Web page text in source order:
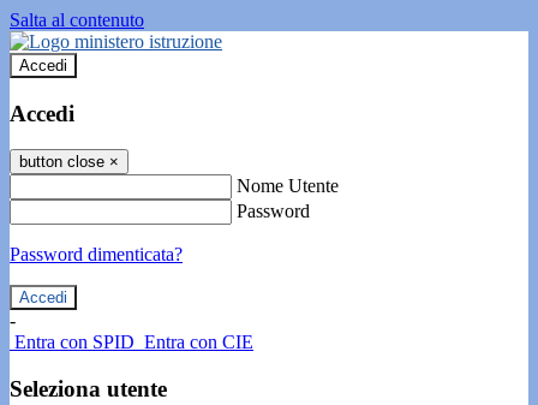
Salta al contenuto
Accedi
Accedi
button close ×
Nome Utente
Password
Password dimenticata?
-
Entra con SPID Entra con CIE
Seleziona utente